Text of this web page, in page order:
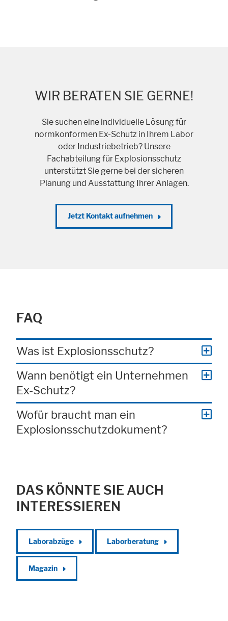
WIR BERATEN SIE GERNE!
Sie suchen eine individuelle Lösung für
normkonformen Ex-Schutz in Ihrem Labor
oder Industriebetrieb? Unsere
Fachabteilung für Explosionsschutz
unterstützt Sie gerne bei der sicheren
Planung und Ausstattung Ihrer Anlagen.
Jetzt Kontakt aufnehmen
FAQ
Was ist Explosionsschutz?
Wann benötigt ein Unternehmen
Ex-Schutz?
Wofür braucht man ein
Explosionsschutzdokument?
DAS KÖNNTE SIE AUCH
INTERESSIEREN
Laborabzüge Laborberatung
Magazin